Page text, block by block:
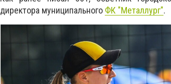
директора муниципального ФК "Металлург".